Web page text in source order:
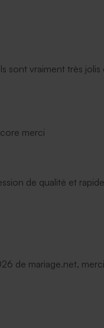
sont vraiment très
merci
de qualité et rapide
de mariage.net,